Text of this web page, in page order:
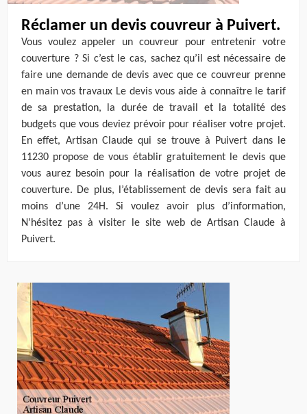
Réclamer un devis couvreur à Puivert.
Vous voulez appeler un couvreur pour entretenir votre
couverture ? Si c’est le cas, sachez qu’il est nécessaire de
faire une demande de devis avec que ce couvreur prenne
en main vos travaux Le devis vous aide à connaître le tarif
de sa prestation, la durée de travail et la totalité des
budgets que vous deviez prévoir pour réaliser votre projet.
En effet, Artisan Claude qui se trouve à Puivert dans le
11230 propose de vous établir gratuitement le devis que
vous aurez besoin pour la réalisation de votre projet de
couverture. De plus, l’établissement de devis sera fait au
moins d’une 24H. Si voulez avoir plus d’information,
N’hésitez pas à visiter le site web de Artisan Claude à
Puivert.